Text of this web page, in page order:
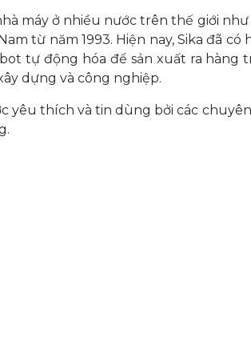
máy ở nhiều nước trên thế giới như
từ năm 1993. Hiện nay, Sika đã có
tự động hóa để sản xuất ra hàng
dựng và công nghiệp.
yêu thích và tin dùng bởi các